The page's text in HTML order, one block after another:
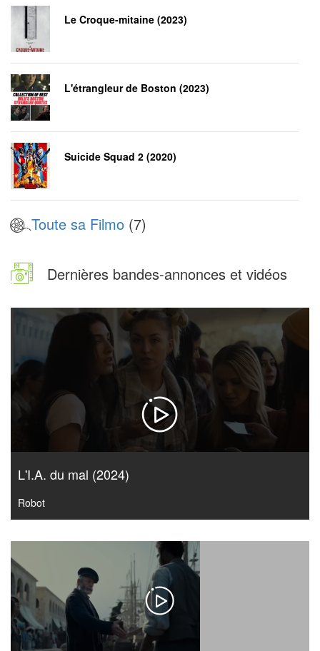
Le Croque-mitaine (2023)
L'étrangleur de Boston (2023)
Suicide Squad 2 (2020)
Toute sa Filmo (7)
Dernières bandes-annonces et vidéos
L'I.A. du mal (2024)
Robot